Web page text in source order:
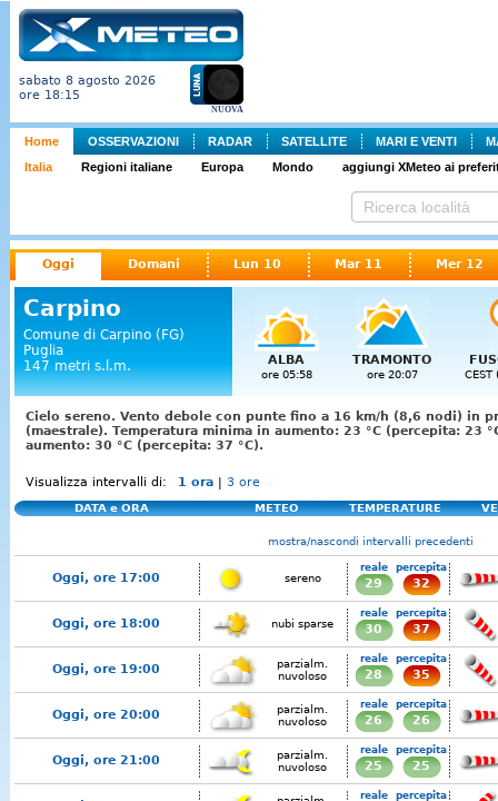
sabato 8 agosto 2026
ore 18:15
NUOVA
Home OSSERVAZIONI RADAR SATELLITE MARI E VENTI
Italia
Regioni italiane Europa Mondo aggiungi XMeteo ai
Oggi Domani Lun 10 Mar 11 Mer 12
Carpino
Comune di Carpino (FG)
Puglia
147 metri s.l.m.
ALBA
ore 05:58
TRAMONTO
ore 20:07 CEST
Cielo sereno. Vento debole con punte fino a 16 km/h (8,6 nodi) in
(maestrale). Temperatura minima in aumento: 23 °C (percepita: 23
aumento: 30 °C (percepita: 37 °C).
Visualizza intervalli di: 1 ora | 3 ore
DATA e ORA METEO TEMPERATURE
mostra/nascondi intervalli precedenti
Oggi, ore 17:00 sereno
reale
29
percepita
32
Oggi, ore 18:00 nubi sparse
reale
30
percepita
37
Oggi, ore 19:00
parzialm.
nuvoloso
reale
28
percepita
35
Oggi, ore 20:00
parzialm.
nuvoloso
reale
26
percepita
26
Oggi, ore 21:00
parzialm.
nuvoloso
reale
25
percepita
25
reale percepita